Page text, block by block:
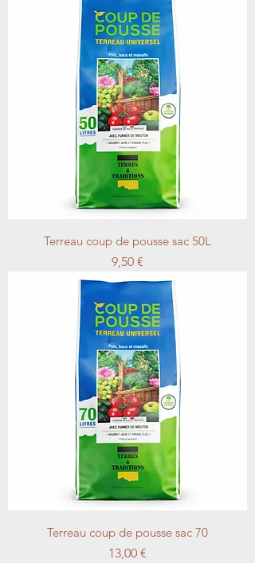
Terreau coup de pousse sac 50L
Prix
9,50 €
Terreau coup de pousse sac 70
Prix
13,00 €